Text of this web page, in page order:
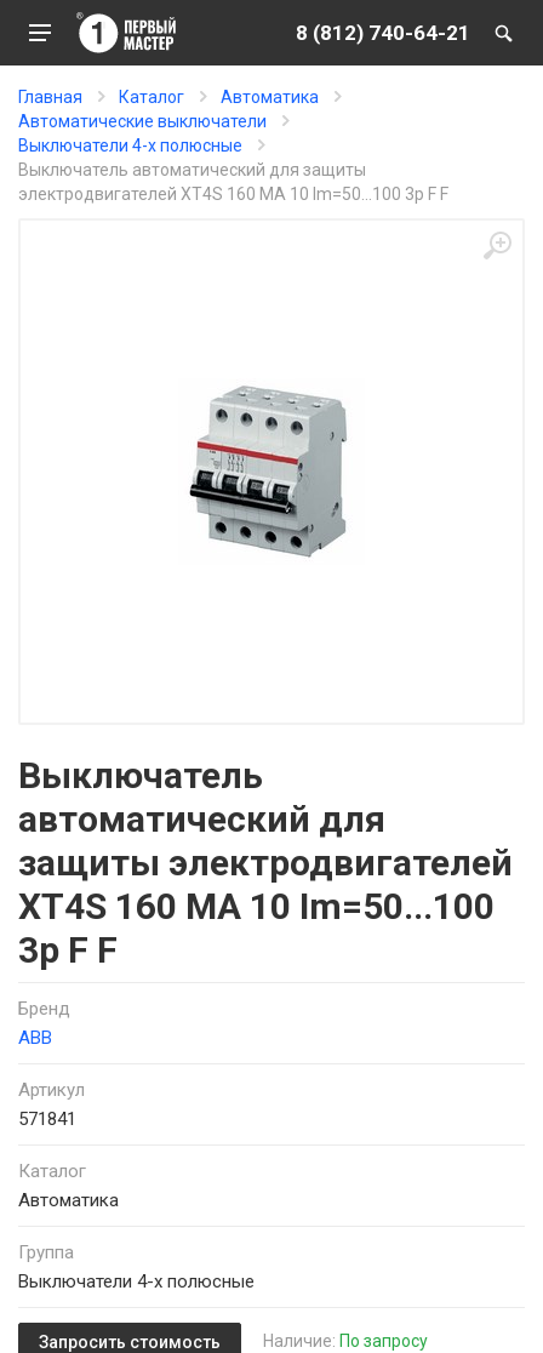
8 (812) 740-64-21
Главная Каталог
Автоматика
Автоматические выключатели
Выключатели 4-х полюсные
Выключатель автоматический для защиты
электродвигателей XT4S 160 MA 10 Im=50...100 3p F F
Выключатель
автоматический для
защиты электродвигателей
XT4S 160 MA 10 Im=50...100
3p F F
Бренд
ABB
Артикул
571841
Каталог
Автоматика
Группа
Выключатели 4-х полюсные
Запросить стоимость Наличие: По запросу